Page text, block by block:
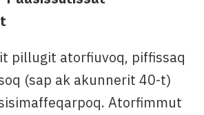
pillugit atorfiuvoq, piffissaq
(sap ak akunnerit 40-t)
Atorfimmut